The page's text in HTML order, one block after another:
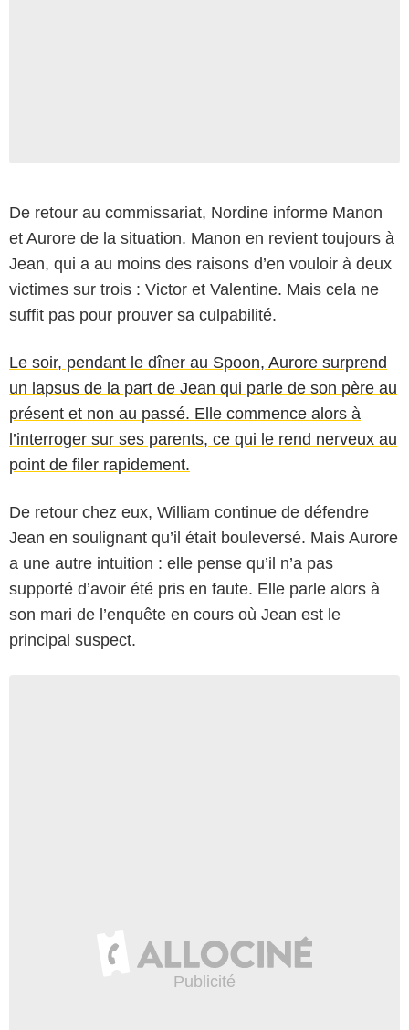
De retour au commissariat, Nordine informe Manon
et Aurore de la situation. Manon en revient toujours à
Jean, qui a au moins des raisons d’en vouloir à deux
victimes sur trois : Victor et Valentine. Mais cela ne
suffit pas pour prouver sa culpabilité.
Le soir, pendant le dîner au Spoon, Aurore surprend
un lapsus de la part de Jean qui parle de son père au
présent et non au passé. Elle commence alors à
l’interroger sur ses parents, ce qui le rend nerveux au
point de filer rapidement.
De retour chez eux, William continue de défendre
Jean en soulignant qu’il était bouleversé. Mais Aurore
a une autre intuition : elle pense qu’il n’a pas
supporté d’avoir été pris en faute. Elle parle alors à
son mari de l’enquête en cours où Jean est le
principal suspect.